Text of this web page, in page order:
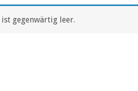
gegenwärtig leer.